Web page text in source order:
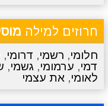
חרוזים למילה
חלומי, רשמי, דרומי,
דמי, ערמומי, גשמי,
לאומי, את עצמי